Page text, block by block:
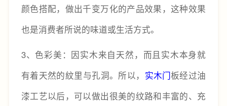
颜色搭配，做出千变万化的产品效果，这种效果
也是消费者所说的味道或生活方式。
3、色彩美：因实木来自天然，而且实木本身就
有着天然的紋里与孔洞。所以， 实木门板经过油
漆工艺以后，可以做出很美的纹路和丰富的、充